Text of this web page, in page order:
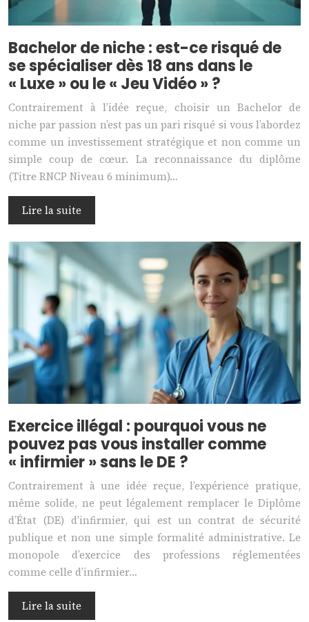
Bachelor de niche : est-ce risqué de
se spécialiser dès 18 ans dans le
« Luxe » ou le « Jeu Vidéo » ?
Contrairement à l’idée reçue, choisir un Bachelor de
niche par passion n’est pas un pari risqué si vous l’abordez
comme un investissement stratégique et non comme un
simple coup de cœur. La reconnaissance du diplôme
(Titre RNCP Niveau 6 minimum)…
Lire la suite
Exercice illégal : pourquoi vous ne
pouvez pas vous installer comme
« infirmier » sans le DE ?
Contrairement à une idée reçue, l’expérience pratique,
même solide, ne peut légalement remplacer le Diplôme
d’État (DE) d’infirmier, qui est un contrat de sécurité
publique et non une simple formalité administrative. Le
monopole d’exercice des professions réglementées
comme celle d’infirmier…
Lire la suite